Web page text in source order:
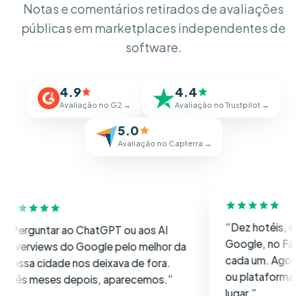
Notas e comentários retirados de avaliações
públicas em marketplaces independentes de
software.
4.9
Avaliação no G2 →
4.4
Avaliação no Trustpilot →
5.0
Avaliação no Capterra →
ao ChatGPT ou aos AI
do Google pelo melhor da
nos deixava de fora.
depois, aparecemos.”
“Dez hotéis, com
Google, no Facebook e no
cada um. Agora filtro por
ou plataforma e respondo